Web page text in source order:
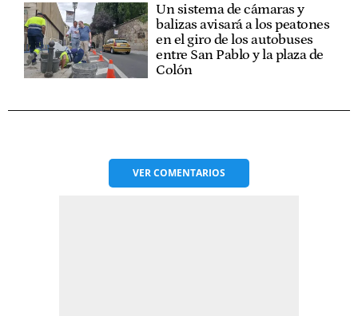
Un sistema de cámaras y
balizas avisará a los peatones
en el giro de los autobuses
entre San Pablo y la plaza de
Colón
VERCOMENTARIOS